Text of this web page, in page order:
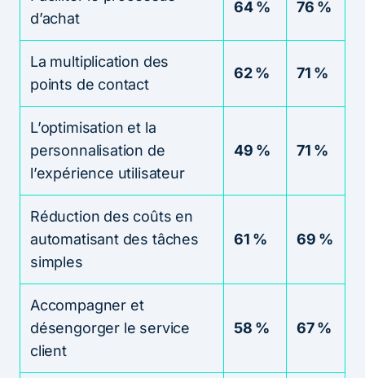
d’achat
64 % 76 %
La multiplication des
points de contact
62 % 71 %
L’optimisation et la
personnalisation de
l’expérience utilisateur
49 % 71 %
Réduction des coûts en
automatisant des tâches
simples
61 % 69 %
Accompagner et
désengorger le service
client
58 % 67 %